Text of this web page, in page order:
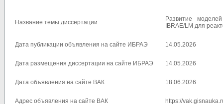
Название темы диссертации
Развитие
IBRAE/LM для
Дата публикации объявления на сайте ИБРАЭ 14.05.2026
Дата размещения диссертации на сайте ИБРАЭ 14.05.2026
Дата объявления на сайте ВАК 18.06.2026
Адрес объявления на сайте ВАК https://